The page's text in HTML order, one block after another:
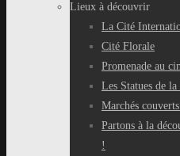
Lieux à découvrir
La Cité
Cité Florale
Promenade au
Les Statues de
Marchés
Partons à la
!